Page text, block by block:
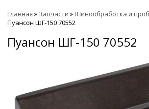
Главная » Запчасти »Шинообработка и
Пуансон ШГ-150 70552
Пуансон ШГ-150 70552